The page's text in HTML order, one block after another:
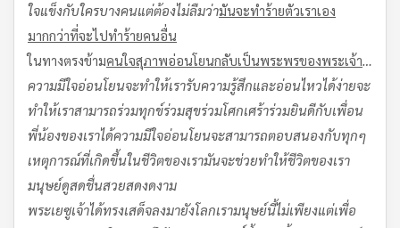
ใจแข็งกับใครบางคนแต่ต้องไม่ลืมว่ามันจะทำร้ายตัวเราเอง
มากกว่าที่จะไปทำร้ายคนอื่น
ในทางตรงข้ามคนใจสุภาพอ่อนโยนกลับเป็นพระพรของพระเจ้า…
ความมีใจอ่อนโยนจะทำให้เรารับความรู้สึกและอ่อนไหวได้ง่ายจะ
ทำให้เราสามารถร่วมทุกข์ร่วมสุขร่วมโศกเศร้าร่วมยินดีกับเพื่อน
พี่น้องของเราได้ความมีใจอ่อนโยนจะสามารถตอบสนองกับทุกๆ
เหตุการณ์ที่เกิดขึ้นในชีวิตของเรามันจะช่วยทำให้ชีวิตของเรา
มนุษย์ดูสดชื่นสวยสดงดงาม
พระเยซูเจ้าได้ทรงเสด็จลงมายังโลกเรามนุษย์นี้ไม่เพียงแต่เพื่อ